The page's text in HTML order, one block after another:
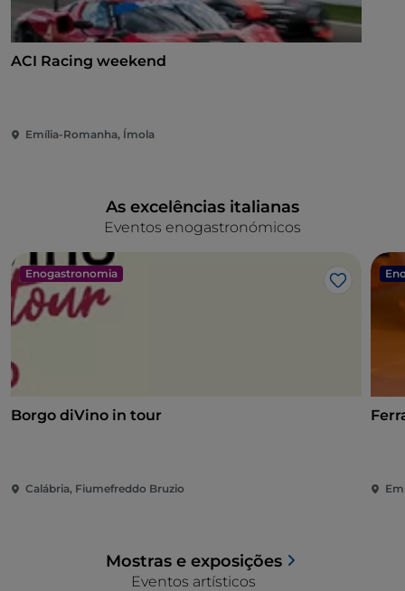
ACI Racing weekend
Emília-Romanha, Ímola
Eventos enogastronómicos
As excelências italianas
Enogastronomia
Gosto
Borgo diVino in tour
Calábria, Fiumefreddo Bruzio
Eventos artísticos
Mostras e exposições